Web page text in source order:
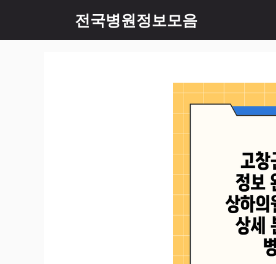
츠
전국병원정보모음